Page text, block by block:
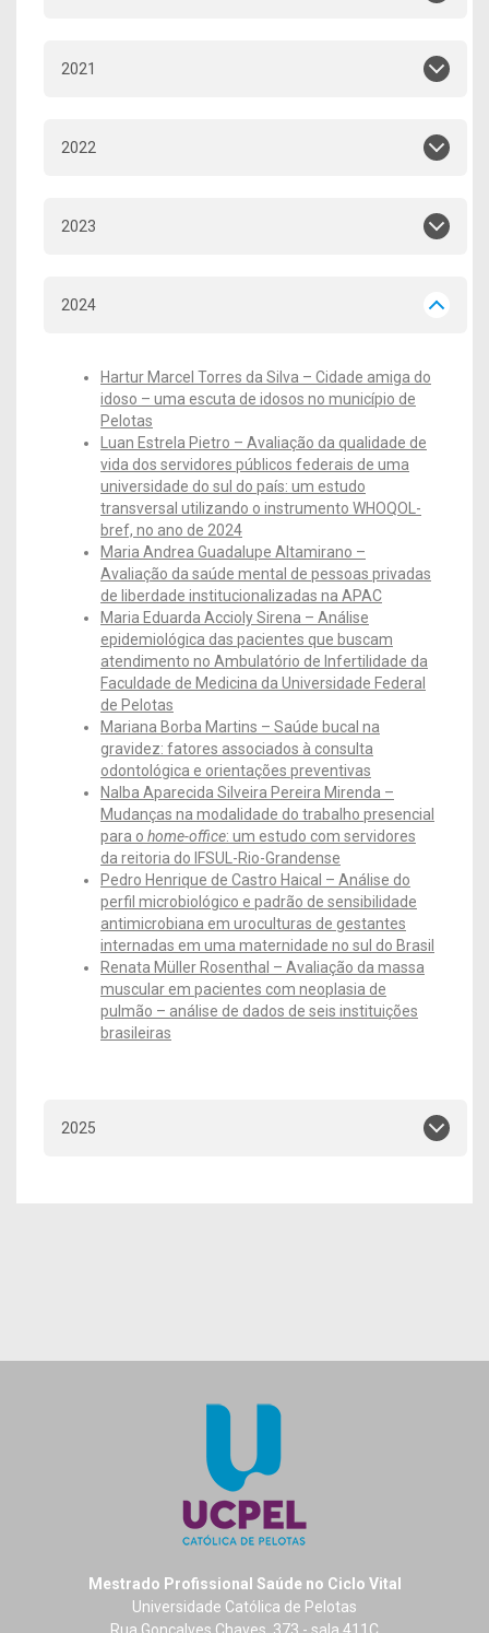
2021
2022
2023
2024
Hartur Marcel Torres da Silva – Cidade amiga do
idoso – uma escuta de idosos no município de
Pelotas
Luan Estrela Pietro – Avaliação da qualidade de
vida dos servidores públicos federais de uma
universidade do sul do país: um estudo
transversal utilizando o instrumento WHOQOL-
bref, no ano de 2024
Maria Andrea Guadalupe Altamirano –
Avaliação da saúde mental de pessoas privadas
de liberdade institucionalizadas na APAC
Maria Eduarda Accioly Sirena – Análise
epidemiológica das pacientes que buscam
atendimento no Ambulatório de Infertilidade da
Faculdade de Medicina da Universidade Federal
de Pelotas
Mariana Borba Martins – Saúde bucal na
gravidez: fatores associados à consulta
odontológica e orientações preventivas
Nalba Aparecida Silveira Pereira Mirenda –
Mudanças na modalidade do trabalho presencial
para o home-office: um estudo com servidores
da reitoria do IFSUL-Rio-Grandense
Pedro Henrique de Castro Haical – Análise do
perfil microbiológico e padrão de sensibilidade
antimicrobiana em uroculturas de gestantes
internadas em uma maternidade no sul do Brasil
Renata Müller Rosenthal – Avaliação da massa
muscular em pacientes com neoplasia de
pulmão – análise de dados de seis instituições
brasileiras
2025
Mestrado Profissional Saúde no Ciclo Vital
Universidade Católica de Pelotas